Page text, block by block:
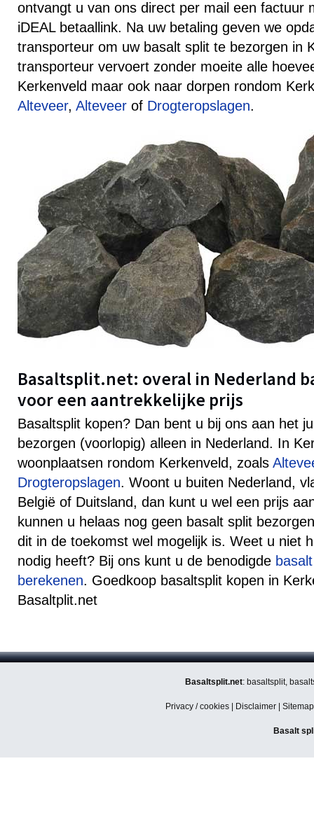
ontvangt u van ons direct per mail een factuur
iDEAL betaallink. Na uw betaling geven we
transporteur om uw basalt split te bezorgen in
transporteur vervoert zonder moeite alle
Kerkenveld maar ook naar dorpen rondom
Alteveer, Alteveer of Drogteropslagen.
Basaltsplit.net: overal in Nederland
voor een aantrekkelijke prijs
Basaltsplit kopen? Dan bent u bij ons aan het
bezorgen (voorlopig) alleen in Nederland. In
woonplaatsen rondom Kerkenveld, zoals
Drogteropslagen. Woont u buiten Nederland,
België of Duitsland, dan kunt u wel een prijs
kunnen u helaas nog geen basalt split
dit in de toekomst wel mogelijk is. Weet u niet
nodig heeft? Bij ons kunt u de benodigde
berekenen. Goedkoop basaltsplit kopen in
Basaltplit.net
Basaltsplit.net: basaltsplit,
Privacy / cookies Disclaimer Sitemap
Basalt